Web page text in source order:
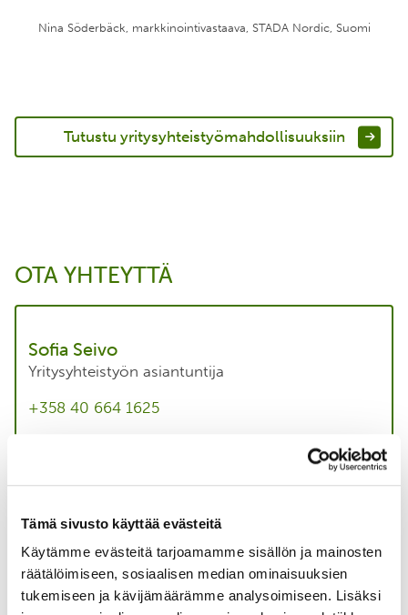
Tämä sivusto käyttää evästeitä
Käytämme evästeitä tarjoamamme sisällön ja mainosten
räätälöimiseen, sosiaalisen median ominaisuuksien
tukemiseen ja kävijämäärämme analysoimiseen. Lisäksi
Nina Söderbäck, markkinointivastaava, STADA Nordic, Suomi
Tutustu yritysyhteistyömahdollisuuksiin
OTA YHTEYTTÄ
Sofia Seivo
Yritysyhteistyön asiantuntija
+358 40 664 1625
Tutustu